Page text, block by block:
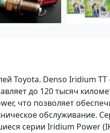
Toyota. Denso Iridium
до 120 тысяч
что позволяет
обслуживание.
серии Iridium Power